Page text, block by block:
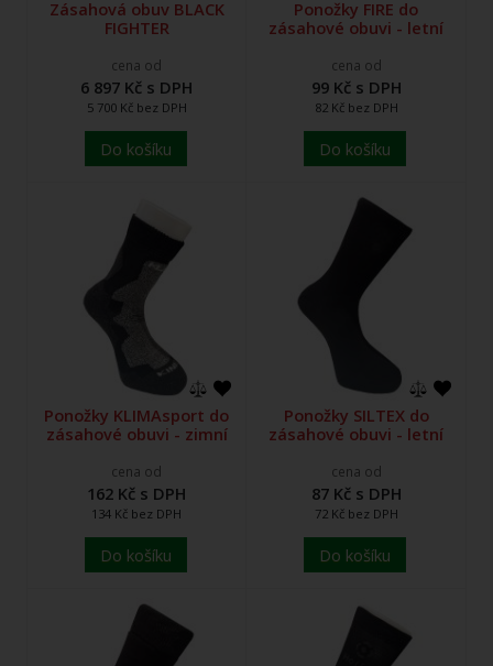
Zásahová obuv BLACK
FIGHTER
cena od
6 897 Kč s DPH
5 700 Kč bez DPH
Do košíku
Ponožky FIRE do
zásahové obuvi - letní
cena od
99 Kč s DPH
82 Kč bez DPH
Do košíku
Ponožky KLIMAsport do
zásahové obuvi - zimní
cena od
162 Kč s DPH
134 Kč bez DPH
Do košíku
Ponožky SILTEX do
zásahové obuvi - letní
cena od
87 Kč s DPH
72 Kč bez DPH
Do košíku